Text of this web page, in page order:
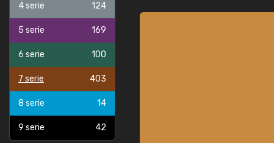
4 serie 124
5 serie 169
6 serie 100
7 serie 403
8 serie 14
9 serie 42